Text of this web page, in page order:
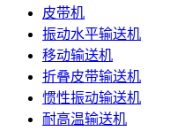
皮带机
振动水平输送机
移动输送机
折叠皮带输送机
惯性振动输送机
耐高温输送机